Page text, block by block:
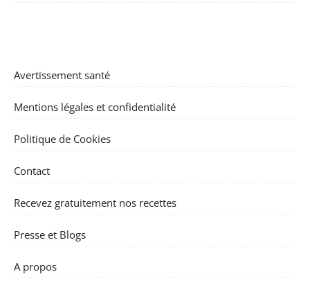
Avertissement santé
Mentions légales et confidentialité
Politique de Cookies
Contact
Recevez gratuitement nos recettes
Presse et Blogs
A propos